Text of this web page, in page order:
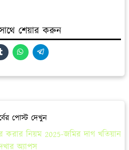
শেয়ার করুন
পোস্ট দেখুন
করার নিয়ম 2025-জমির দাগ খতিয়ান
অ্যাপস